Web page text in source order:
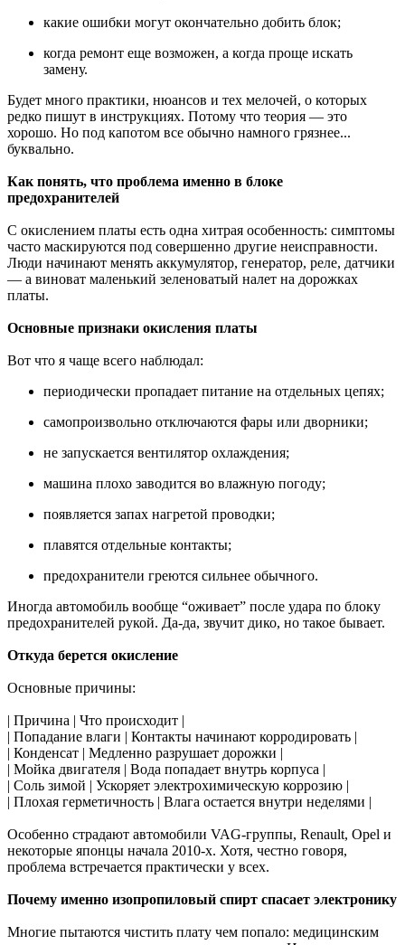
какие ошибки могут окончательно добить блок;
когда ремонт еще возможен, а когда проще искать
замену.
Будет много практики, нюансов и тех мелочей, о которых
редко пишут в инструкциях. Потому что теория — это
хорошо. Но под капотом все обычно намного грязнее...
буквально.
Как понять, что проблема именно в блоке
предохранителей
С окислением платы есть одна хитрая особенность: симптомы
часто маскируются под совершенно другие неисправности.
Люди начинают менять аккумулятор, генератор, реле, датчики
— а виноват маленький зеленоватый налет на дорожках
платы.
Основные признаки окисления платы
Вот что я чаще всего наблюдал:
периодически пропадает питание на отдельных цепях;
самопроизвольно отключаются фары или дворники;
не запускается вентилятор охлаждения;
машина плохо заводится во влажную погоду;
появляется запах нагретой проводки;
плавятся отдельные контакты;
предохранители греются сильнее обычного.
Иногда автомобиль вообще “оживает” после удара по блоку
предохранителей рукой. Да-да, звучит дико, но такое бывает.
Откуда берется окисление
Основные причины:
| Причина | Что происходит |
| Попадание влаги | Контакты начинают корродировать |
| Конденсат | Медленно разрушает дорожки |
| Мойка двигателя | Вода попадает внутрь корпуса |
| Соль зимой | Ускоряет электрохимическую коррозию |
| Плохая герметичность | Влага остается внутри неделями |
Особенно страдают автомобили VAG-группы, Renault, Opel и
некоторые японцы начала 2010-х. Хотя, честно говоря,
проблема встречается практически у всех.
Почему именно изопропиловый спирт спасает электронику
Многие пытаются чистить плату чем попало: медицинским